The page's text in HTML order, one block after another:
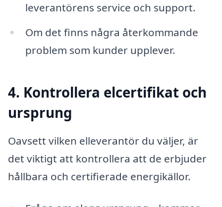
leverantörens service och support.
Om det finns några återkommande
problem som kunder upplever.
4. Kontrollera elcertifikat och
ursprung
Oavsett vilken elleverantör du väljer, är
det viktigt att kontrollera att de erbjuder
hållbara och certifierade energikällor.